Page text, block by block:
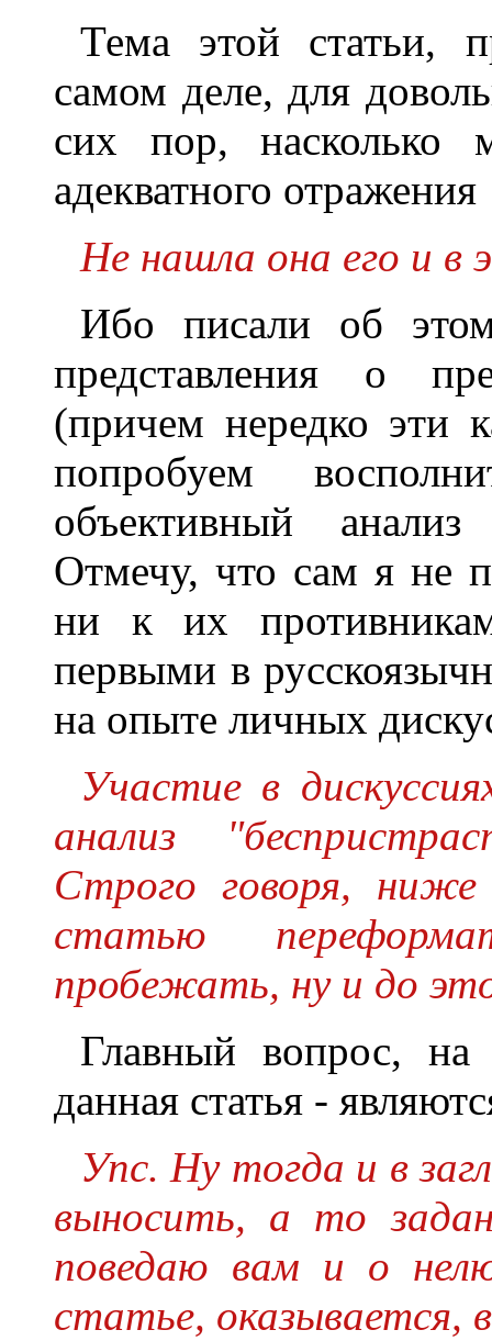
Тема этой статьи,
самом деле, для
сих пор, насколько
адекватного отражения
Не нашла она его и
Ибо писали об
представления о
(причем нередко эти
попробуем
объективный
Отмечу, что сам я не
ни к их
первыми в
на опыте личных
Участие в
анализ
Строго говоря,
статью
пробежать, ну и до
Главный вопрос, на
данная статья -
Упс. Ну тогда и в
выносить, а то
поведаю вам и о
статье, оказывается,